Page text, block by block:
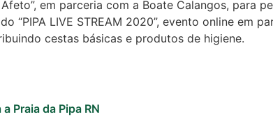
em parceria com a Boate Calangos, para
LIVE STREAM 2020”, evento online em
cestas básicas e produtos de higiene.
Praia da Pipa RN